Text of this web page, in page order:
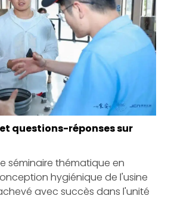
questions-réponses sur
séminaire thématique en
hygiénique de l'usine
avec succès dans l'unité